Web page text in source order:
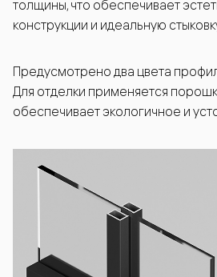
толщины, что обеспечивает
конструкции и идеальную
Предусмотрено два цвета
Для отделки применяется
обеспечивает экологичное и